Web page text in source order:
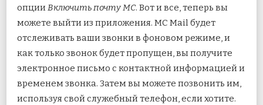
опцииВключить почту МС. Вот и все, теперь вы
можете выйти из приложения. MC Mail будет
отслеживать ваши звонки в фоновом режиме, и
как только звонок будет пропущен, вы получите
электронное письмо с контактной информацией и
временем звонка. Затем вы можете позвонить им,
используя свой служебный телефон, если хотите.